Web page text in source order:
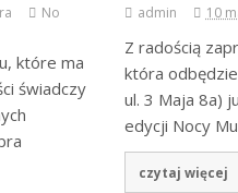
No
które ma
świadczy
admin 10
Z radością
która
ul. 3 Maja 8a)
edycji Nocy
czytaj więcej